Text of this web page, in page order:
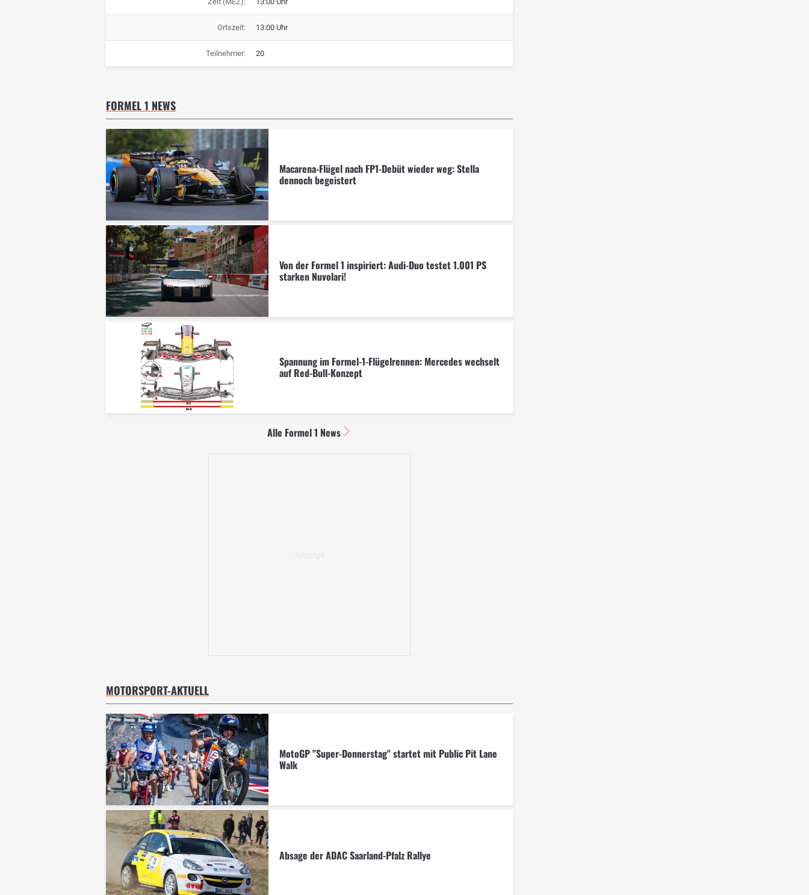
Ortszeit: 13:00 Uhr
Teilnehmer: 20
FORMEL 1 NEWS
Macarena-Flügel nach FP1-Debüt wieder weg: Stella
dennoch begeistert
Von der Formel 1 inspiriert: Audi-Duo testet 1.001 PS
starken Nuvolari!
Spannung im Formel-1-Flügelrennen: Mercedes wechselt
auf Red-Bull-Konzept
Alle Formel 1 News
MOTORSPORT-AKTUELL
MotoGP "Super-Donnerstag" startet mit Public Pit Lane
Walk
Absage der ADAC Saarland-Pfalz Rallye